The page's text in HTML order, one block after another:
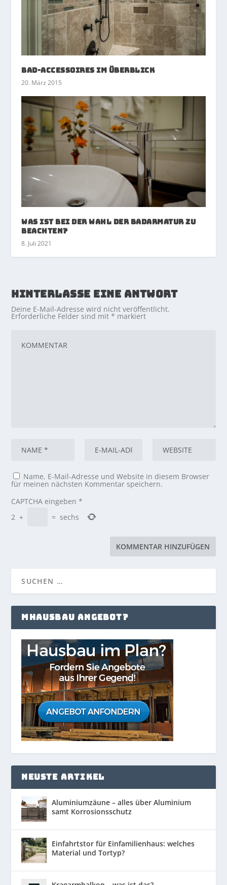
Bad-Accessoires im Überblick
20. März 2015
Was ist bei der Wahl der Badarmatur zu
beachten?
8. Juli 2021
HINTERLASSE EINE ANTWORT
Deine E-Mail-Adresse wird nicht veröffentlicht.
Erforderliche Felder sind mit* markiert
Name, E-Mail-Adresse und Website in diesem Browser
für meinen nächsten Kommentar speichern.
CAPTCHA eingeben *
2 + = sechs
MHAUSBAU ANGEBOT?
NEUSTE ARTIKEL
Aluminiumzäune – alles über Aluminium
samt Korrosionsschutz
Einfahrtstor für Einfamilienhaus: welches
Material und Tortyp?